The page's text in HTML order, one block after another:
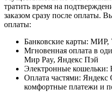
тратить время на
заказом сразу после оплаты.
оплаты:
Банковские карты: МИР,
Мгновенная оплата в
Мир Pay, Яндекс Пэй
Электронные
Оплата частями:
комфортные платежи и